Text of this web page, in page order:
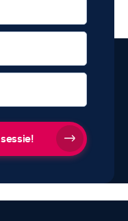
sessie!